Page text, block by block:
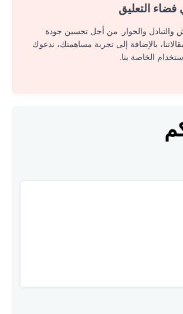
التعليق
والتبادل والحوار. من أجل تحسين جودة
بالإضافة إلى تجربة مساهمتك، ندعوك
الخاصة بنا.